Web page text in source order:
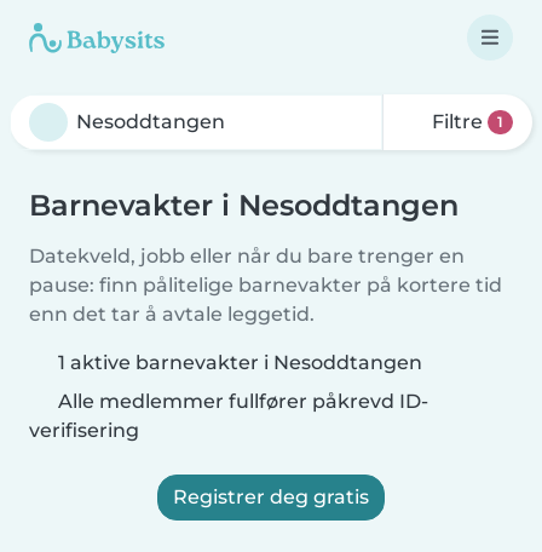
Filtre 1
Barnevakter i Nesoddtangen
Datekveld, jobb eller når du bare trenger en
pause: finn pålitelige barnevakter på kortere tid
enn det tar å avtale leggetid.
1 aktive barnevakter i Nesoddtangen
Alle medlemmer fullfører påkrevd ID-
verifisering
Registrer deg gratis